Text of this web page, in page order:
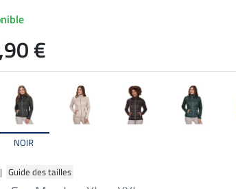
NOIR
Guide des tailles
€